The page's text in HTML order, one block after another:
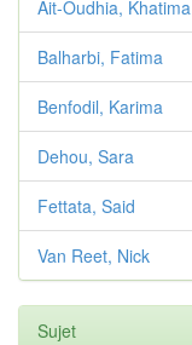
Ait-Oudhia, Khatima
Balharbi, Fatima
Benfodil, Karima
Dehou, Sara
Fettata, Said
Van Reet, Nick
Sujet